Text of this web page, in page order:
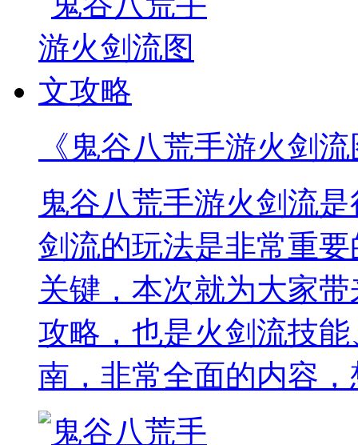
《鬼谷八荒手游火剑
鬼谷八荒手游火剑流
剑流的玩法是非常重
关键，本次就为大家
攻略，也是火剑流技
南，非常全面的内容